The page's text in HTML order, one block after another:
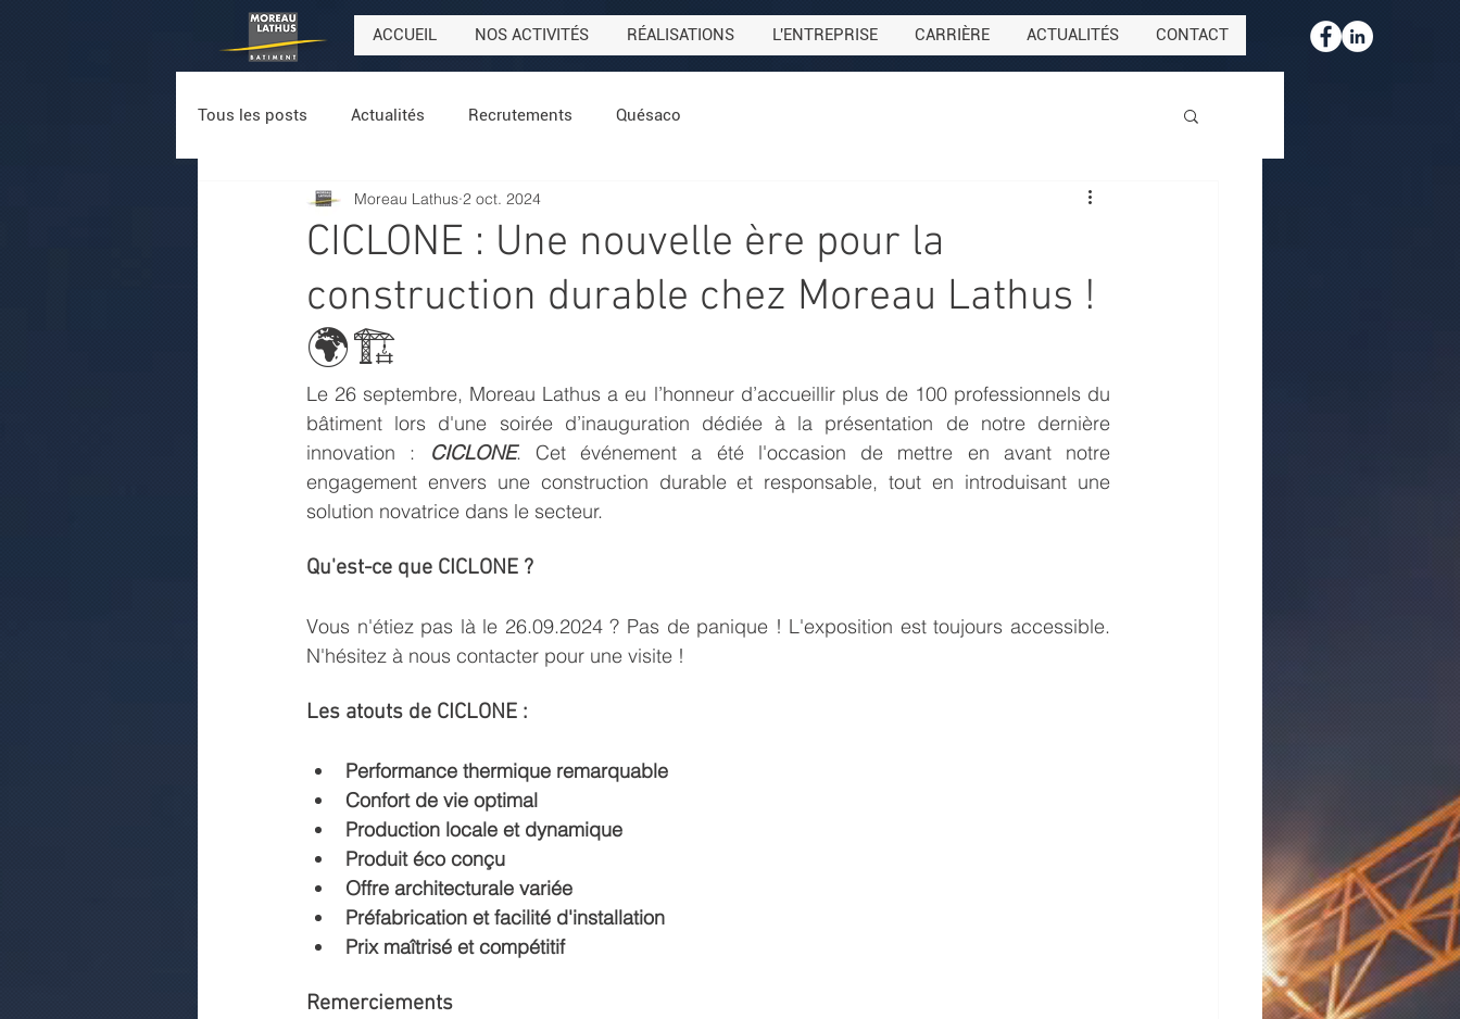
ACCUEIL NOS ACTIVITÉS RÉALISATIONS L'ENTREPRISE CARRIÈRE ACTUALITÉS CONTACT
Tous les posts Actualités Recrutements Quésaco
CICLONE : Une nouvelle ère pour la
construction durable chez Moreau Lathus !
🌍🏗️
Moreau Lathus 2 oct. 2024
Le 26 septembre, Moreau Lathus a eu l’honneur d’accueillir plus de 100 professionnels du
bâtiment lors d'une soirée d’inauguration dédiée à la présentation de notre dernière
innovation :
CICLONE. Cet événement a été l'occasion de mettre en avant notre
engagement envers une construction durable et responsable, tout en introduisant une
solution novatrice dans le secteur.
Qu'est-ce que CICLONE ?
Vous n'étiez pas là le 26.09.2024 ? Pas de panique ! L'exposition est toujours accessible.
N'hésitez à nous contacter pour une visite !
Les atouts de CICLONE :
Performance thermique remarquable
Confort de vie optimal
Production locale et dynamique
Produit éco conçu
Offre architecturale variée
Préfabrication et facilité d'installation
Prix maîtrisé et compétitif
Remerciements